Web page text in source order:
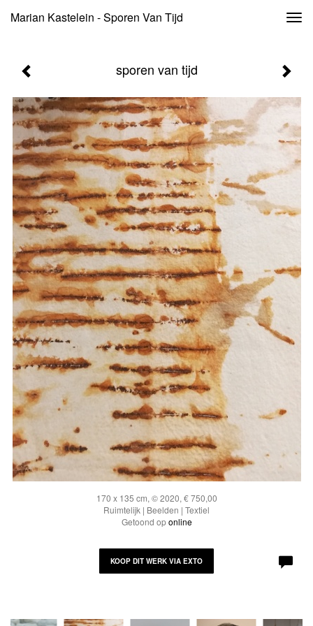
Marian Kastelein - Sporen Van Tijd
sporen van tijd
170 x 135 cm, © 2020, € 750,00
Ruimtelijk | Beelden | Textiel
Getoond oponline
KOOP DIT WERK VIA EXTO